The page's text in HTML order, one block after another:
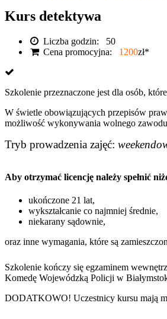
Kurs detektywa
Liczba godzin: 50
Cena promocyjna: 1200zł*
Szkolenie przeznaczone jest dla osób,
W świetle obowiązujących przepisów
możliwość wykonywania wolnego
Tryb prowadzenia zajęć:
Aby otrzymać licencję należy spełnić
ukończone 21 lat,
wykształcanie co najmniej średnie,
niekarany sądownie,
oraz inne wymagania, które są
Szkolenie kończy się egzaminem
Komedę Wojewódzką Policji w
DODATKOWO! Uczestnicy kursu